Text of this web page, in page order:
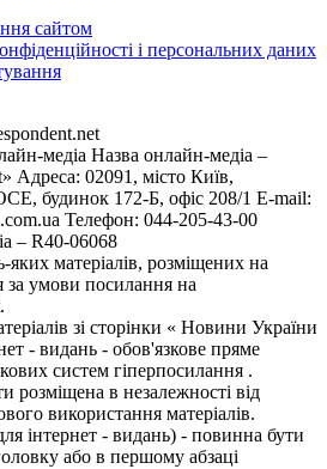
сайтом
і персональних даних
медіа Назва онлайн-медіа –
Адреса: 02091, місто Київ,
будинок 172-Б, офіс 208/1 E-mail:
Телефон: 044-205-43-00
– R40-06068
матеріалів, розміщених на
за умови посилання на
зі сторінки « Новини України
- видань - обов'язкове пряме
систем гіперпосилання .
розміщена в незалежності від
використання матеріалів.
інтернет - видань) - повинна бути
або в першому абзаці